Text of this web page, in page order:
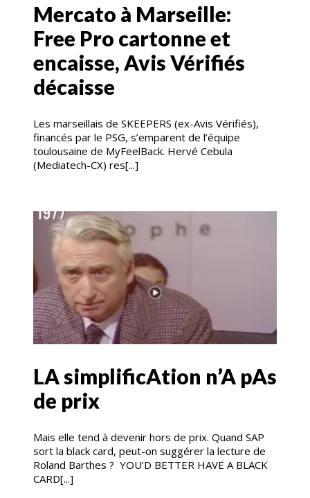
Mercato à Marseille:
Free Pro cartonne et
encaisse, Avis Vérifiés
décaisse
Les marseillais de SKEEPERS (ex-Avis Vérifiés),
financés par le PSG, s’emparent de l’équipe
toulousaine de MyFeelBack. Hervé Cebula
(Mediatech-CX) res[...]
LA simplificAtion n’A pAs
de prix
Mais elle tend à devenir hors de prix. Quand SAP
sort la black card, peut-on suggérer la lecture de
Roland Barthes ? YOU’D BETTER HAVE A BLACK
CARD[...]